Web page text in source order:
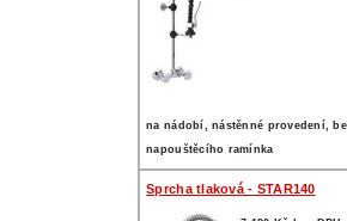
na nádobí, nástěnné provedení,
napouštěcího ramínka
Sprcha tlaková - STAR140